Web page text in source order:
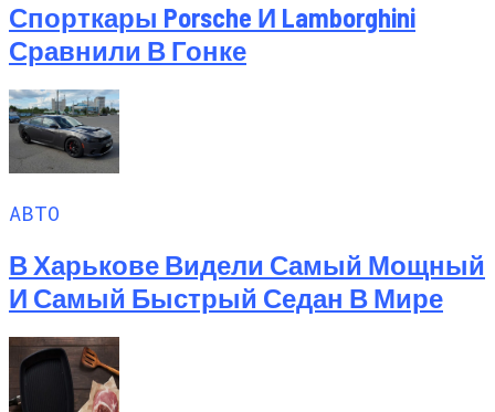
Спорткары Porsche И Lamborghini
Сравнили В Гонке
АВТО
В Харькове Видели Самый Мощный
И Самый Быстрый Седан В Мире